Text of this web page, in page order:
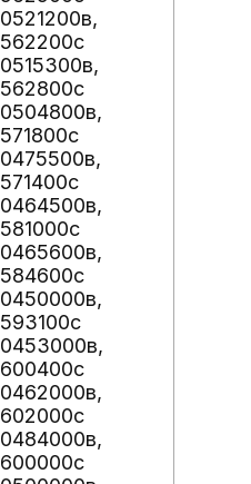
0521200в,
562200с
0515300в,
562800с
0504800в,
571800с
0475500в,
571400с
0464500в,
581000с
0465600в,
584600с
0450000в,
593100с
0453000в,
600400с
0462000в,
602000с
0484000в,
600000с